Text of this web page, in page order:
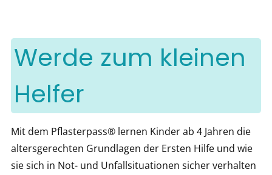
Werde zum kleinen
Helfer
Mit dem Pflasterpass® lernen Kinder ab 4 Jahren die
altersgerechten Grundlagen der Ersten Hilfe und wie
sie sich in Not- und Unfallsituationen sicher verhalten